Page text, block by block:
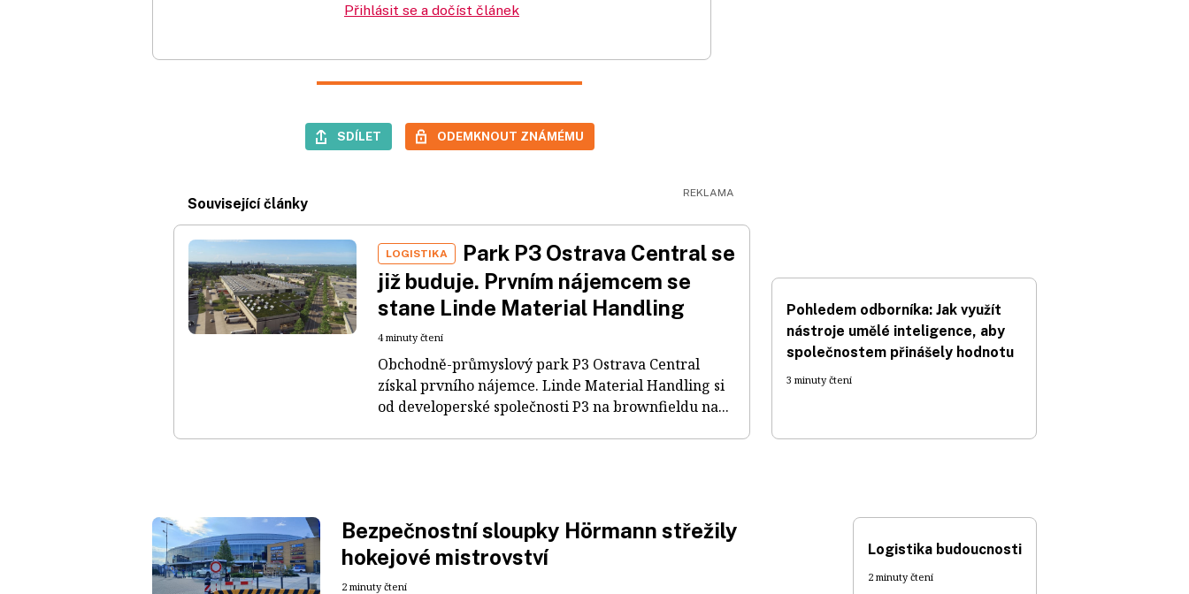
Přihlásit se a dočíst článek
SDÍLET ODEMKNOUT ZNÁMÉMU
Související články
LOGISTIKA
Park P3 Ostrava Central se
již buduje. Prvním nájemcem se
stane Linde Material Handling
4 minuty čtení
Obchodně-průmyslový park P3 Ostrava Central
získal prvního nájemce. Linde Material Handling si
od developerské společnosti P3 na brownfieldu na...
Pohledem odborníka: Jak využít
nástroje umělé inteligence, aby
společnostem přinášely hodnotu
3 minuty čtení
Bezpečnostní sloupky Hörmann střežily
hokejové mistrovství
2 minuty čtení
Logistika budoucnosti
2 minuty čtení